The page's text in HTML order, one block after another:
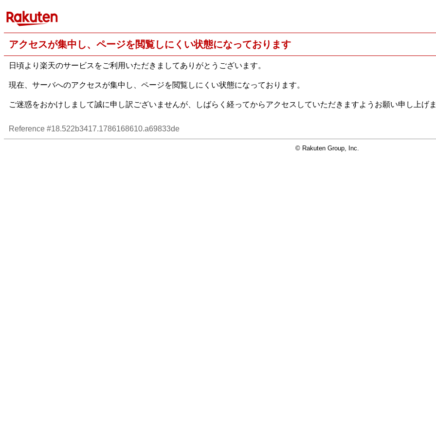
アクセスが集中し、ページを閲覧しにくい状態になっております
日頃より楽天のサービスをご利用いただきましてありがとうございます。
現在、サーバへのアクセスが集中し、ページを閲覧しにくい状態になっております。
ご迷惑をおかけしまして誠に申し訳ございませんが、しばらく経ってからアクセスしていただきますようお願い申し上げ
Reference #18.522b3417.1786168610.a69833de
© Rakuten Group, Inc.